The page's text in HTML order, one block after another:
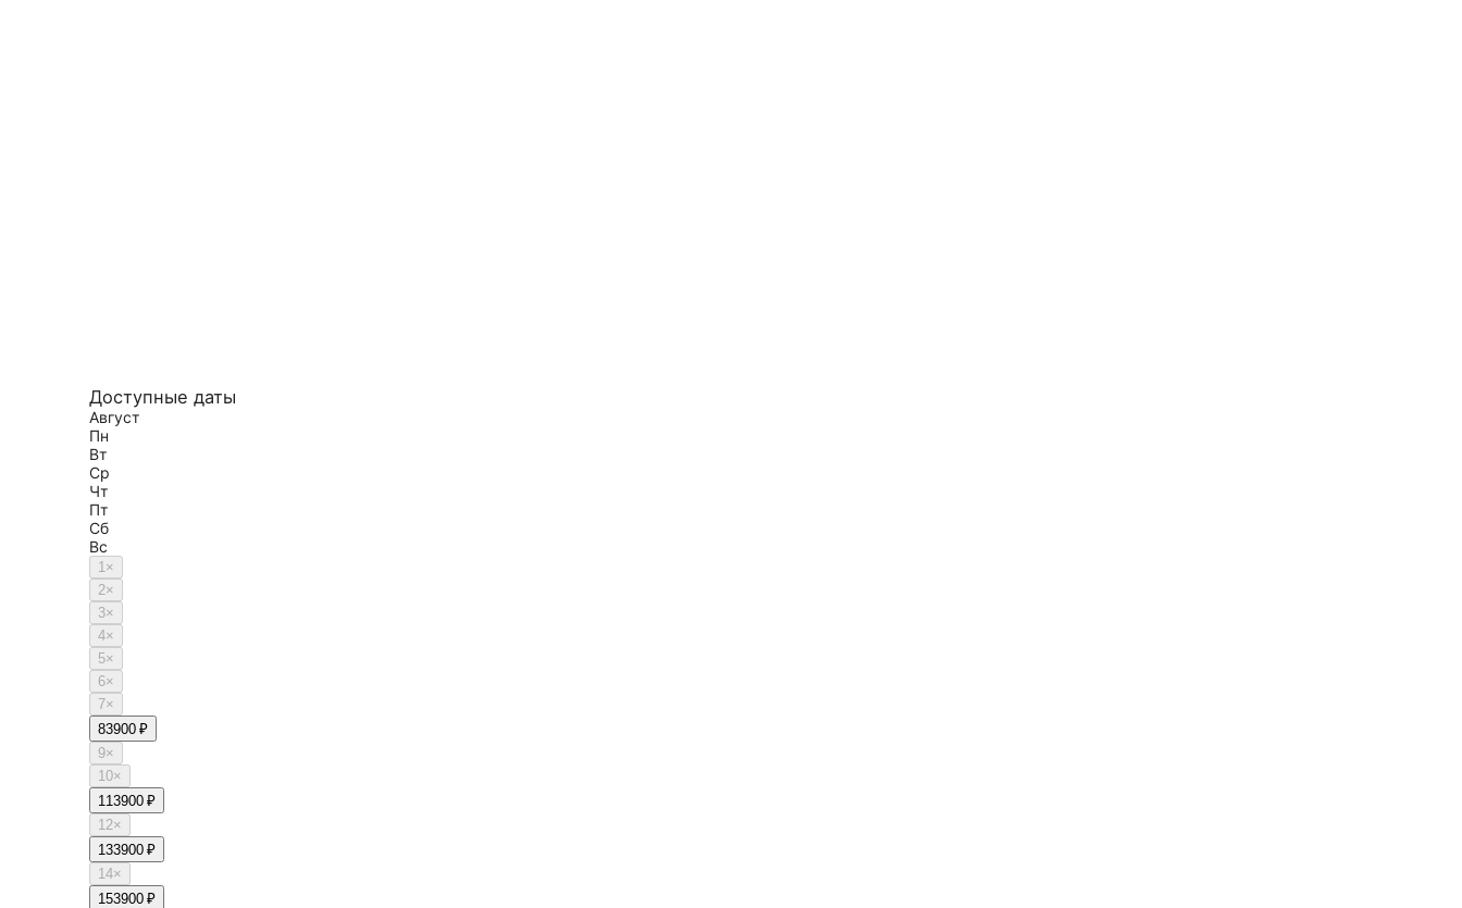
Доступные даты
Август
Пн
Вт
Ср
Чт
Пт
Сб
Вс
1×
2×
3×
4×
5×
6×
7×
83900 ₽
9×
10×
113900 ₽
12×
133900 ₽
14×
153900 ₽